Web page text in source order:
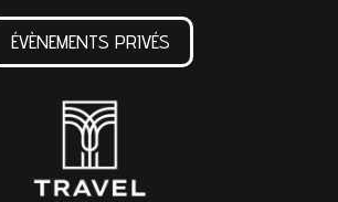
ÉVÈNEMENTS PRIVÉS